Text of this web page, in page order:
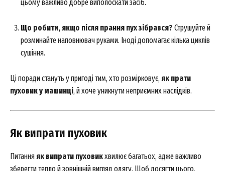
SUBSCRIBE NOW
цьому важливо добре виполоскати засіб.
Що робити, якщо після прання пух зібрався? Струшуйте й
розминайте наповнювач руками. Іноді допомагає кілька циклів
сушіння.
Ці поради стануть у пригоді тим, хто розмірковує, як прати
пуховик у машинці, й хоче уникнути неприємних наслідків.
Як випрати пуховик
Питанняяк випрати пуховикхвилює багатьох, адже важливо
зберегти тепло й зовнішній вигляд одягу. Щоб досягти цього,